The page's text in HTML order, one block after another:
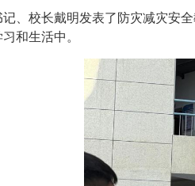
、校长戴明发表了防灾减灾安
和生活中。